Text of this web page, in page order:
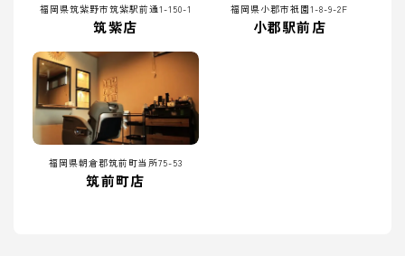
福岡県筑紫野市筑紫駅前通1-150-1
筑紫店
福岡県小郡市祇園1-8-9-2F
小郡駅前店
福岡県朝倉郡筑前町当所75-53
筑前町店